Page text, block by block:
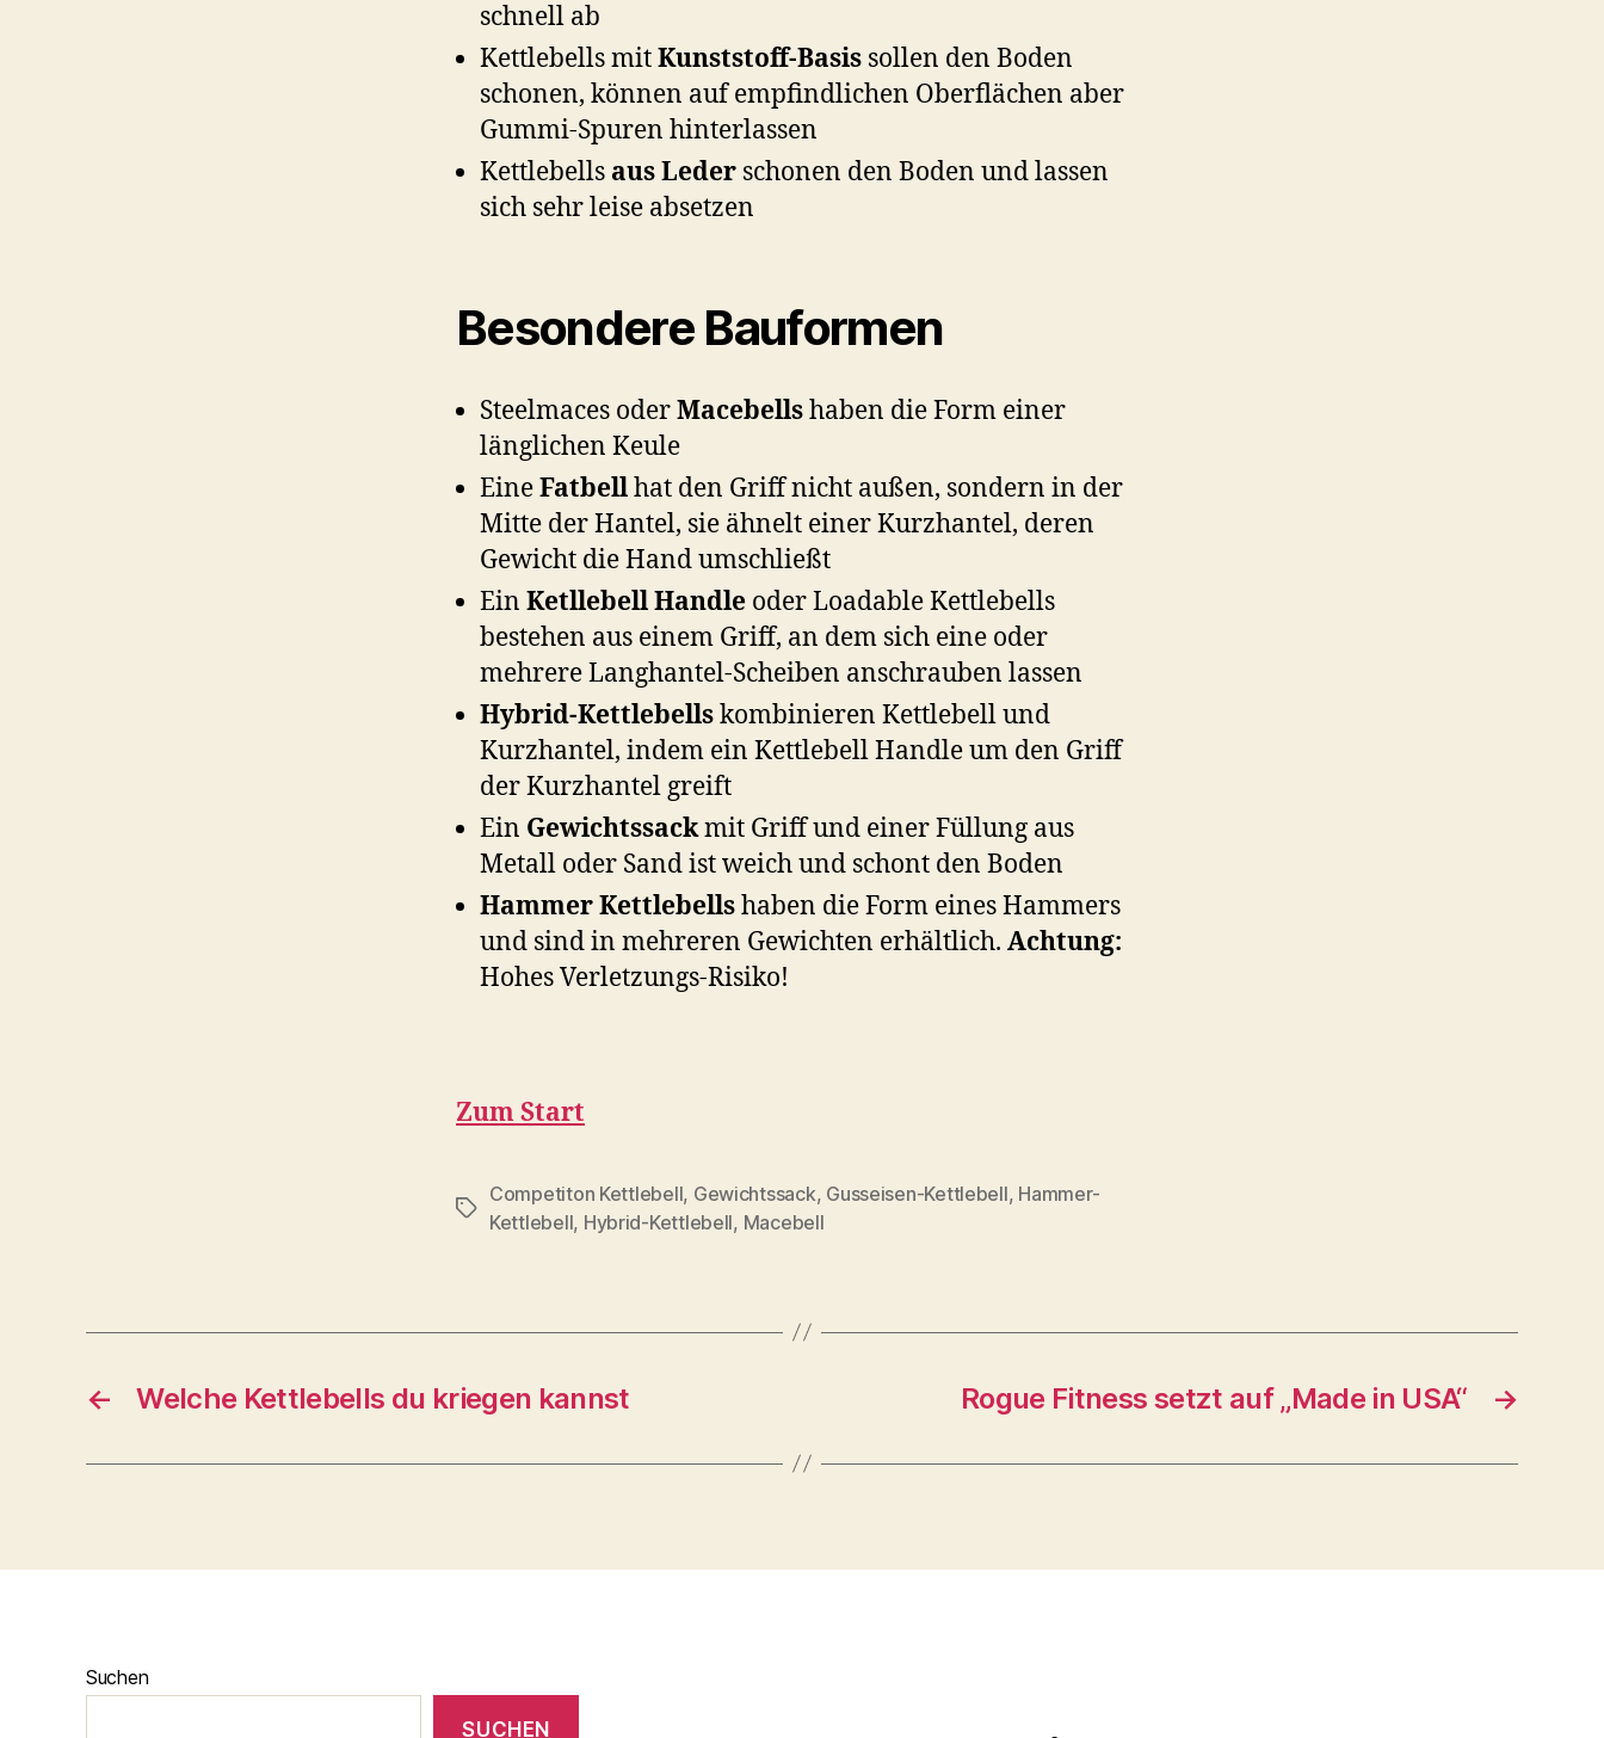
schnell ab
Kettlebells mitKunststoff-Basis sollen den Boden
schonen, können auf empfindlichen Oberflächen aber
Gummi-Spuren hinterlassen
Kettlebells aus Leder schonen den Boden und lassen
sich sehr leise absetzen
Besondere Bauformen
Steelmaces oderMacebellshaben die Form einer
länglichen Keule
EineFatbellhat den Griff nicht außen, sondern in der
Mitte der Hantel, sie ähnelt einer Kurzhantel, deren
Gewicht die Hand umschließt
Ein Ketllebell Handle oder Loadable Kettlebells
bestehen aus einem Griff, an dem sich eine oder
mehrere Langhantel-Scheiben anschrauben lassen
Hybrid-Kettlebellskombinieren Kettlebell und
Kurzhantel, indem ein Kettlebell Handle um den Griff
der Kurzhantel greift
Ein Gewichtssackmit Griff und einer Füllung aus
Metall oder Sand ist weich und schont den Boden
Hammer Kettlebellshaben die Form eines Hammers
und sind in mehreren Gewichten erhältlich. Achtung:
Hohes Verletzungs-Risiko!
Zum Start
Schlagwörter
Competiton Kettlebell, Gewichtssack, Gusseisen-Kettlebell, Hammer-
Kettlebell, Hybrid-Kettlebell, Macebell
← Welche Kettlebells du kriegen kannst →
Rogue Fitness setzt auf „Made in USA“
Suchen
SUCHEN